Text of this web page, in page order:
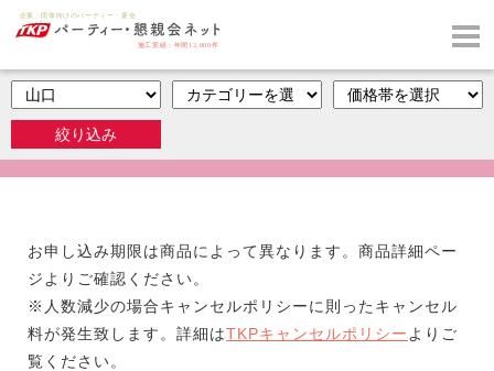
山口の軽食・ドリンク
お申し込み期限は商品によって異なります。商品詳細ペー
ジよりご確認ください。
※人数減少の場合キャンセルポリシーに則ったキャンセル
料が発生致します。詳細はTKPキャンセルポリシー よりご
覧ください。